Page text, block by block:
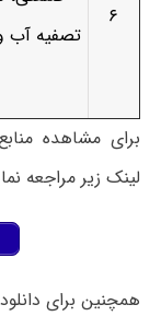
۶
تصفیه آب
برای مشاهده
لینک زیر مراجعه
همچنین برای دانلود